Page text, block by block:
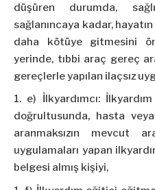
düşüren durumda,
sağlanıncaya kadar,
daha kötüye gitmesini
yerinde, tıbbi araç gereç
gereçlerle yapılan ilaçsız
e) İlkyardımcı:
doğrultusunda, hasta
aranmaksızın mevcut
uygulamaları yapan
belgesi almış kişiyi,